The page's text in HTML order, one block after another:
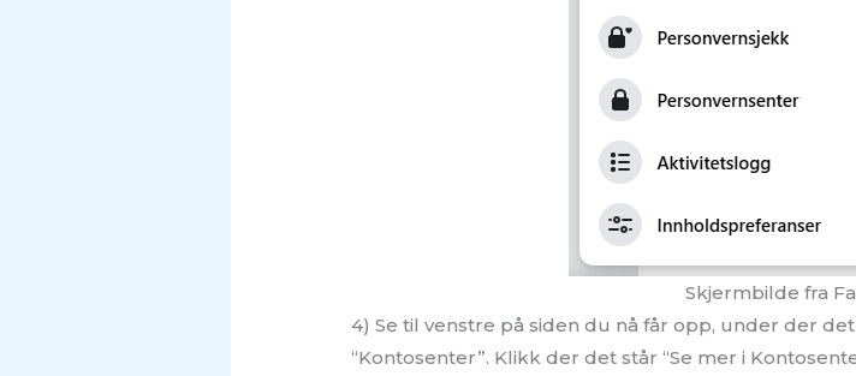
Skjermbilde fra
4) Se til venstre på siden du nå får opp, under der
“Kontosenter”. Klikk der det står “Se mer i